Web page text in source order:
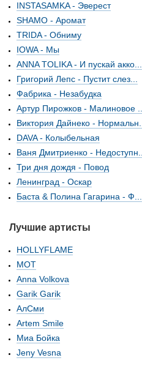
INSTASAMKA - Эверест
SHAMO - Аромат
TRIDA - Обниму
IOWA - Мы
ANNA TOLIKA - И пускай акко...
Григорий Лепс - Пустит слез...
Фабрика - Незабудка
Артур Пирожков - Малиновое ...
Виктория Дайнеко - Нормальн...
DAVA - Колыбельная
Ваня Дмитриенко - Недоступн...
Три дня дождя - Повод
Ленинград - Оскар
Баста & Полина Гагарина - Ф...
Лучшие артисты
HOLLYFLAME
МОТ
Anna Volkova
Garik Garik
АлСми
Artem Smile
Миа Бойка
Jeny Vesna